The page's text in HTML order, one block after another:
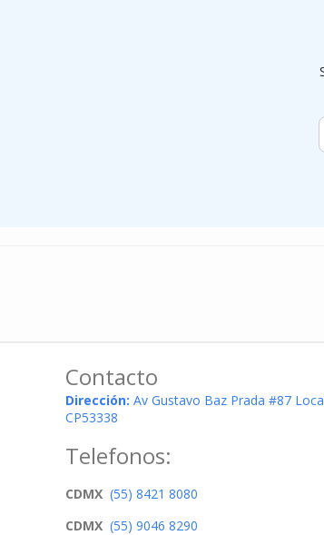
Contacto
Dirección: Av Gustavo Baz Prada #87
CP53338
Telefonos:
CDMX (55) 8421 8080
CDMX (55) 9046 8290